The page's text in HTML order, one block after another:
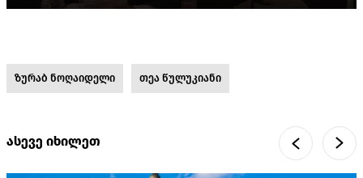
ზურაბ ნოღაიდელი თეა წულუკიანი
ასევე იხილეთ